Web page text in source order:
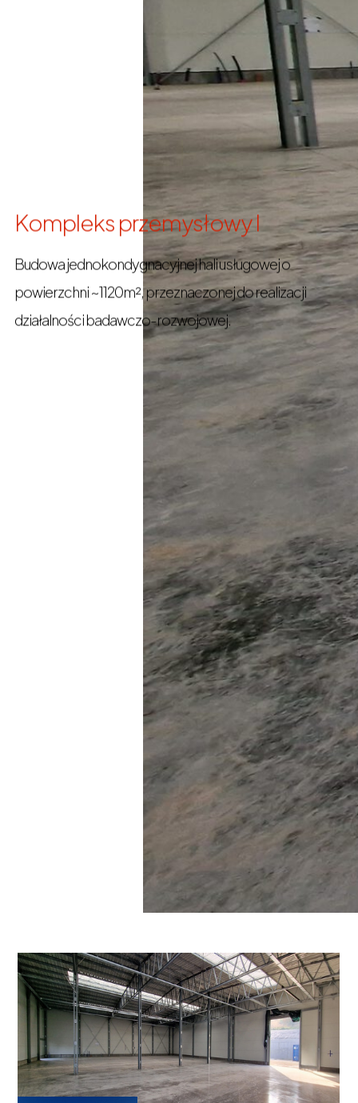
Kompleks przemysłowy I
Budowa jednokondygnacyjnej hali usługowej o
powierzchni ~1120m², przeznaczonej do realizacji
działalności badawczo-rozwojowej.